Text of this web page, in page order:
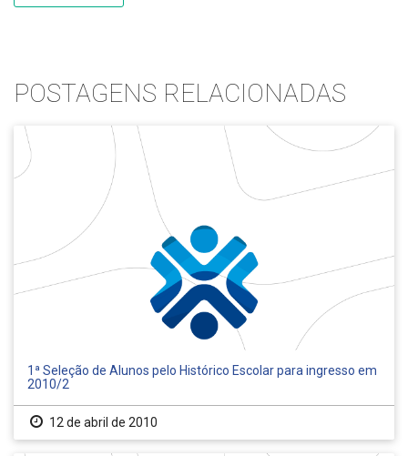
POSTAGENS RELACIONADAS
1ª Seleção de Alunos pelo Histórico Escolar para ingresso em
2010/2
12 de abril de 2010